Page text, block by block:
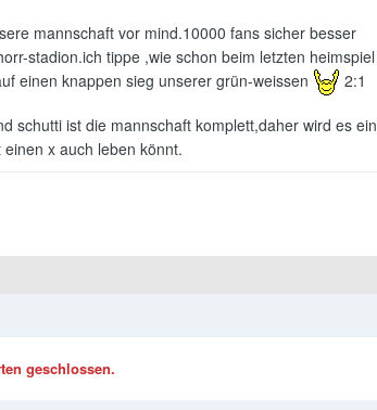
mannschaft vor mind.10000 fans sicher besser
stadion.ich tippe ,wie schon beim letzten heimspiel
einen knappen sieg unserer grün-weissen
2:1
schutti ist die mannschaft komplett,daher wird es ein
x auch leben könnt.
geschlossen.